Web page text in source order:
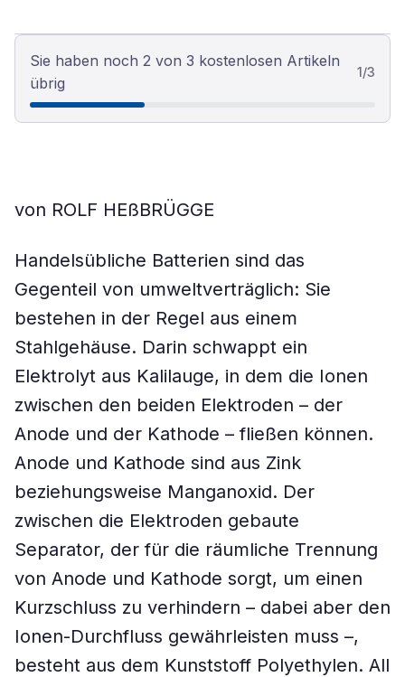
Sie haben noch 2 von 3 kostenlosen Artikeln
übrig
1/3
von ROLF HEßBRÜGGE
Handelsübliche Batterien sind das
Gegenteil von umweltverträglich: Sie
bestehen in der Regel aus einem
Stahlgehäuse. Darin schwappt ein
Elektrolyt aus Kalilauge, in dem die Ionen
zwischen den beiden Elektroden – der
Anode und der Kathode – fließen können.
Anode und Kathode sind aus Zink
beziehungsweise Manganoxid. Der
zwischen die Elektroden gebaute
Separator, der für die räumliche Trennung
von Anode und Kathode sorgt, um einen
Kurzschluss zu verhindern – dabei aber den
Ionen-Durchfluss gewährleisten muss –,
besteht aus dem Kunststoff Polyethylen. All